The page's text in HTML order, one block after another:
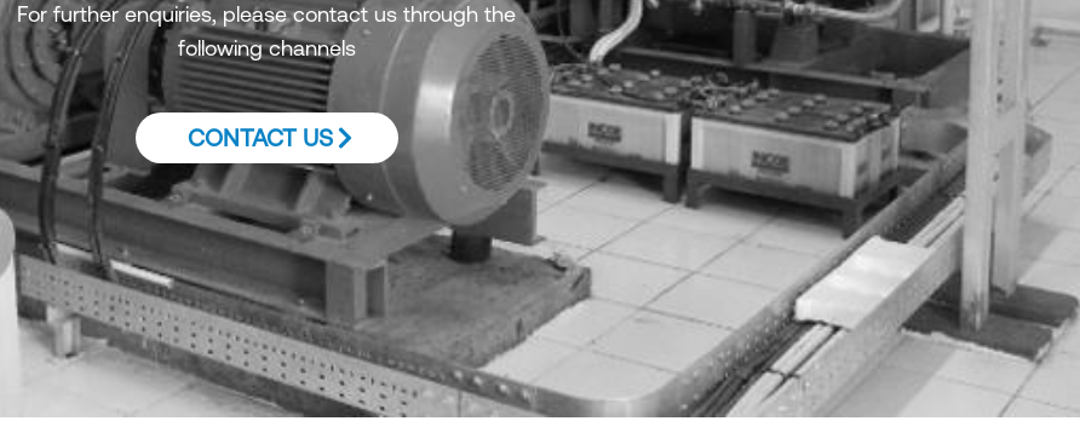
For further enquiries, please contact us through the
following channels
CONTACT US